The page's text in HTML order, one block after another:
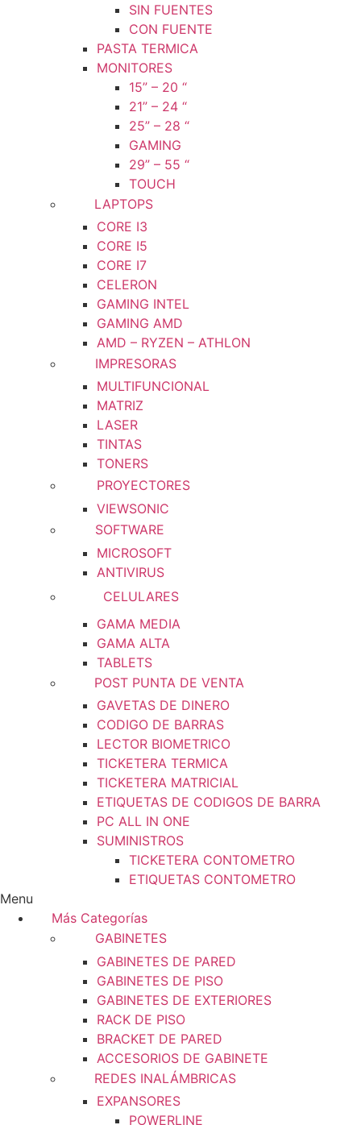
SIN FUENTES
CON FUENTE
PASTA TERMICA
MONITORES
15” – 20 “
21” – 24 “
25” – 28 “
GAMING
29” – 55 “
TOUCH
LAPTOPS
CORE I3
CORE I5
CORE I7
CELERON
GAMING INTEL
GAMING AMD
AMD – RYZEN – ATHLON
IMPRESORAS
MULTIFUNCIONAL
MATRIZ
LASER
TINTAS
TONERS
PROYECTORES
VIEWSONIC
SOFTWARE
MICROSOFT
ANTIVIRUS
CELULARES
GAMA MEDIA
GAMA ALTA
TABLETS
POST PUNTA DE VENTA
GAVETAS DE DINERO
CODIGO DE BARRAS
LECTOR BIOMETRICO
TICKETERA TERMICA
TICKETERA MATRICIAL
ETIQUETAS DE CODIGOS DE BARRA
PC ALL IN ONE
SUMINISTROS
TICKETERA CONTOMETRO
ETIQUETAS CONTOMETRO
Menu
Más Categorías
GABINETES
GABINETES DE PARED
GABINETES DE PISO
GABINETES DE EXTERIORES
RACK DE PISO
BRACKET DE PARED
ACCESORIOS DE GABINETE
REDES INALÁMBRICAS
EXPANSORES
POWERLINE